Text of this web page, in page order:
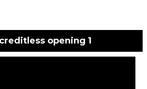
opening 1